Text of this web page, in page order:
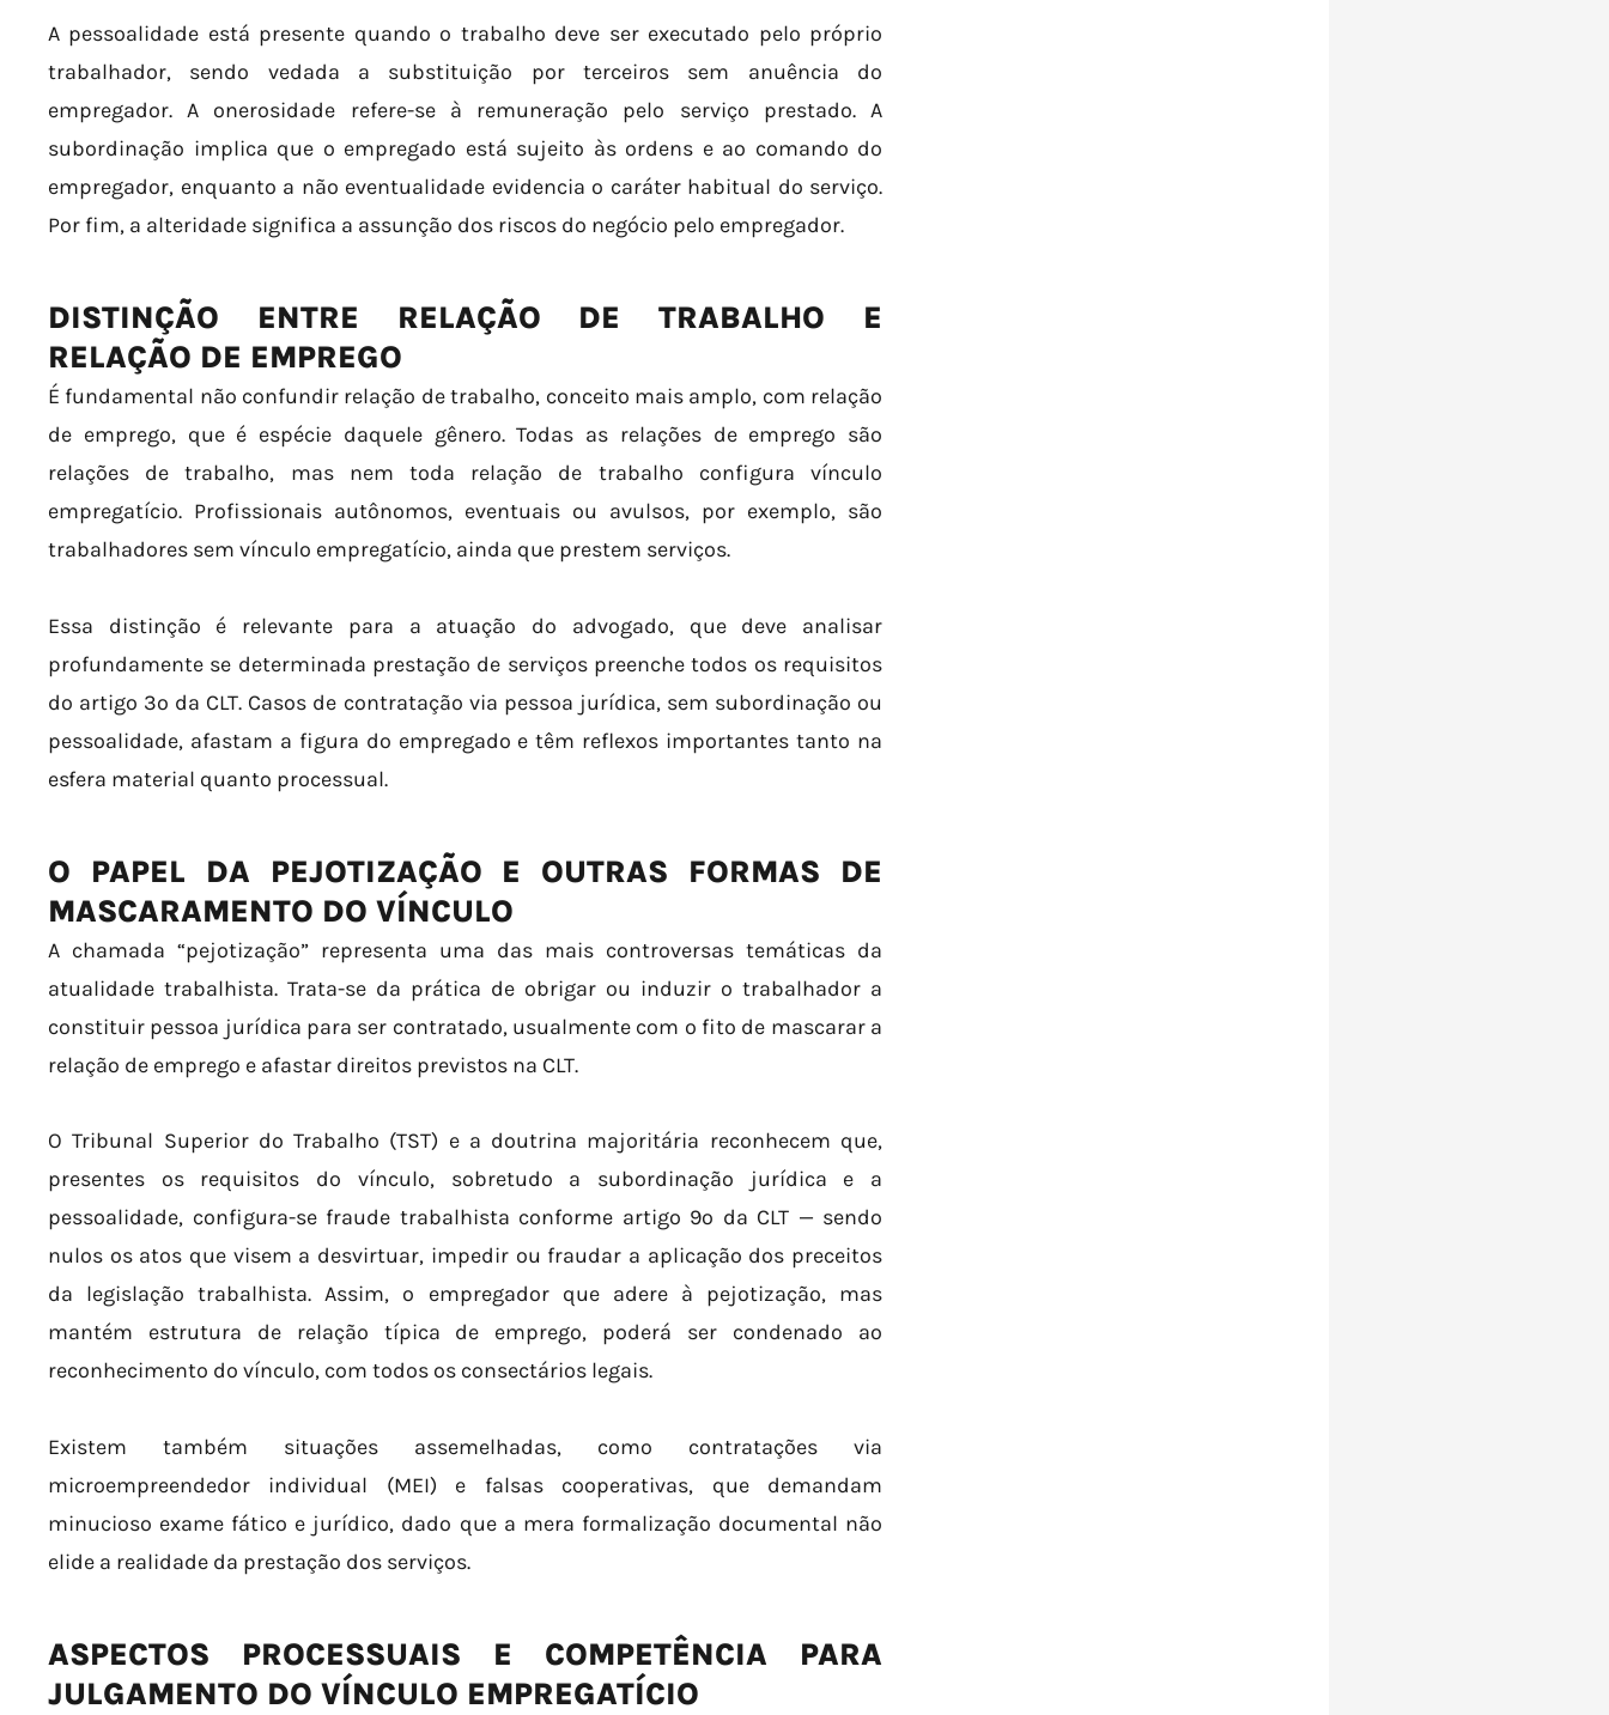
A pessoalidade está presente quando o trabalho deve ser executado pelo próprio
trabalhador, sendo vedada a substituição por terceiros sem anuência do
empregador. A onerosidade refere-se à remuneração pelo serviço prestado. A
subordinação implica que o empregado está sujeito às ordens e ao comando do
empregador, enquanto a não eventualidade evidencia o caráter habitual do serviço.
Por fim, a alteridade significa a assunção dos riscos do negócio pelo empregador.
DISTINÇÃO ENTRE RELAÇÃO DE TRABALHO E
RELAÇÃO DE EMPREGO
É fundamental não confundir relação de trabalho, conceito mais amplo, com relação
de emprego, que é espécie daquele gênero. Todas as relações de emprego são
relações de trabalho, mas nem toda relação de trabalho configura vínculo
empregatício. Profissionais autônomos, eventuais ou avulsos, por exemplo, são
trabalhadores sem vínculo empregatício, ainda que prestem serviços.
Essa distinção é relevante para a atuação do advogado, que deve analisar
profundamente se determinada prestação de serviços preenche todos os requisitos
do artigo 3º da CLT. Casos de contratação via pessoa jurídica, sem subordinação ou
pessoalidade, afastam a figura do empregado e têm reflexos importantes tanto na
esfera material quanto processual.
O PAPEL DA PEJOTIZAÇÃO E OUTRAS FORMAS DE
MASCARAMENTO DO VÍNCULO
A chamada “pejotização” representa uma das mais controversas temáticas da
atualidade trabalhista. Trata-se da prática de obrigar ou induzir o trabalhador a
constituir pessoa jurídica para ser contratado, usualmente com o fito de mascarar a
relação de emprego e afastar direitos previstos na CLT.
O Tribunal Superior do Trabalho (TST) e a doutrina majoritária reconhecem que,
presentes os requisitos do vínculo, sobretudo a subordinação jurídica e a
pessoalidade, configura-se fraude trabalhista conforme artigo 9º da CLT — sendo
nulos os atos que visem a desvirtuar, impedir ou fraudar a aplicação dos preceitos
da legislação trabalhista. Assim, o empregador que adere à pejotização, mas
mantém estrutura de relação típica de emprego, poderá ser condenado ao
reconhecimento do vínculo, com todos os consectários legais.
Existem também situações assemelhadas, como contratações via
microempreendedor individual (MEI) e falsas cooperativas, que demandam
minucioso exame fático e jurídico, dado que a mera formalização documental não
elide a realidade da prestação dos serviços.
ASPECTOS PROCESSUAIS E COMPETÊNCIA PARA
JULGAMENTO DO VÍNCULO EMPREGATÍCIO